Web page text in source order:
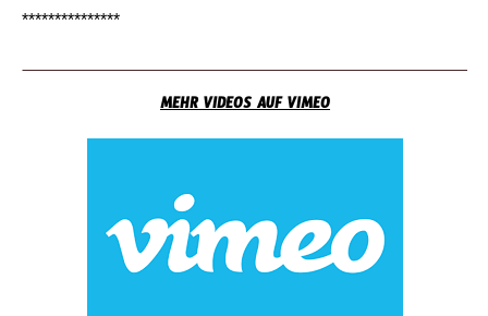
***************
MEHR VIDEOS AUF VIMEO